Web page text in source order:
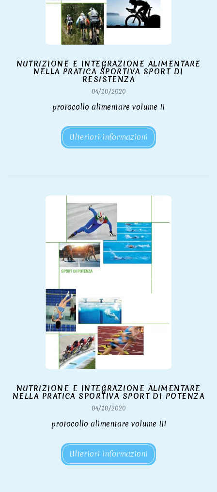
NUTRIZIONE E INTEGRAZIONE ALIMENTARE
NELLA PRATICA SPORTIVA SPORT DI
RESISTENZA
04/10/2020
protocollo alimentare volume II
Ulteriori informazioni
NUTRIZIONE E INTEGRAZIONE ALIMENTARE
NELLA PRATICA SPORTIVA SPORT DI POTENZA
04/10/2020
protocollo alimentare volume III
Ulteriori informazioni